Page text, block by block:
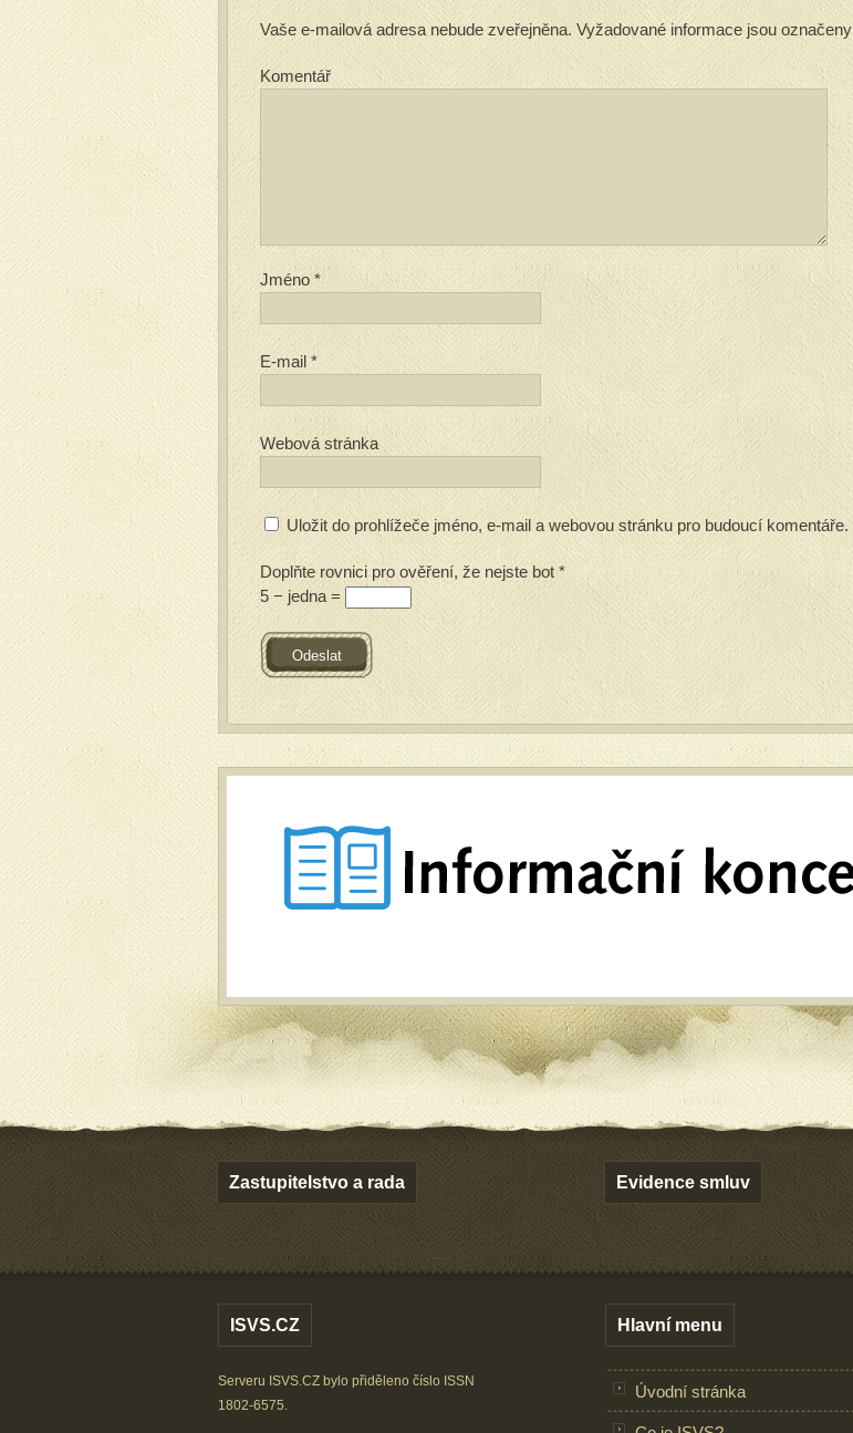
Vaše e-mailová adresa nebude zveřejněna. Vyžadované informace jsou označeny
Komentář
Jméno *
E-mail *
Webová stránka
Uložit do prohlížeče jméno, e-mail a webovou stránku pro budoucí komentáře.
Doplňte rovnici pro ověření, že nejste bot *
5 − jedna =
Zastupitelstvo a rada Evidence smluv
ISVS.CZ
Serveru ISVS.CZ bylo přiděleno číslo ISSN
1802-6575.
Hlavní menu
Úvodní stránka